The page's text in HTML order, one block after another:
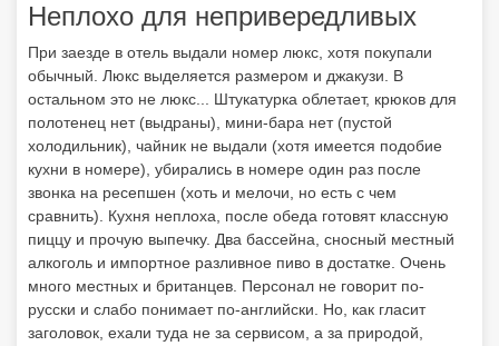
Неплохо для непривередливых
При заезде в отель выдали номер люкс, хотя покупали
обычный. Люкс выделяется размером и джакузи. В
остальном это не люкс... Штукатурка облетает, крюков для
полотенец нет (выдраны), мини-бара нет (пустой
холодильник), чайник не выдали (хотя имеется подобие
кухни в номере), убирались в номере один раз после
звонка на ресепшен (хоть и мелочи, но есть с чем
сравнить). Кухня неплоха, после обеда готовят классную
пиццу и прочую выпечку. Два бассейна, сносный местный
алкоголь и импортное разливное пиво в достатке. Очень
много местных и британцев. Персонал не говорит по-
русски и слабо понимает по-английски. Но, как гласит
заголовок, ехали туда не за сервисом, а за природой,